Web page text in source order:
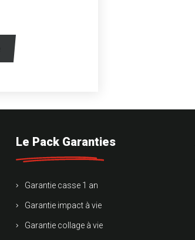
Le Pack Garanties
Garantie casse 1 an
Garantie impact à vie
Garantie collage à vie